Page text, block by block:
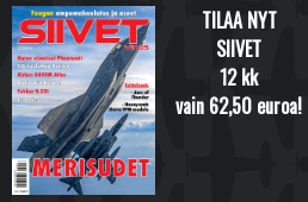
TILAA NYT
SIIVET
12 kk
vain 62,50 euroa!